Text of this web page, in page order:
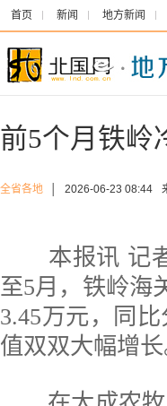
首页 新闻 地方新闻
前5个月铁岭
全省各地 2026-06-23 08:44
本报讯 记者
至5月，铁岭海
3.45万元，同
值双双大幅增长